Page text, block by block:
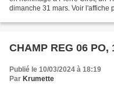
dimanche 31 mars. Voir l'affiche
CHAMP REG 06
Publié le 10/03/2024 à 18:19
Par Krumette